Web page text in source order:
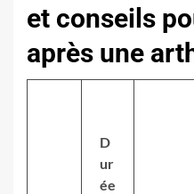
et conseils
après une
D
ur
ée